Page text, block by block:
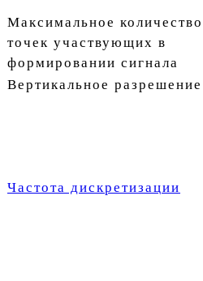
Максимальное количество
точек участвующих в
формировании сигнала
Вертикальное разрешение
Частота дискретизации